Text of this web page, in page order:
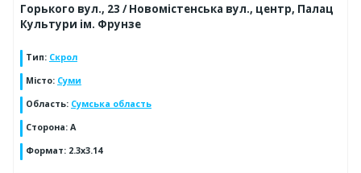
Горького вул., 23 / Новомістенська вул., центр, Палац
Культури ім. Фрунзе
Тип: Скрол
Місто: Суми
Область: Сумська область
Сторона: A
Формат: 2.3x3.14